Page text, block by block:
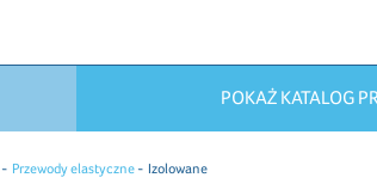
POKAŻ KATALOG
Przewody elastyczne Izolowane